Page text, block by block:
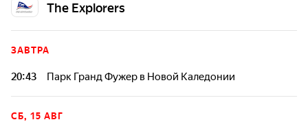
The Explorers
ЗАВТРА
20:43 Парк Гранд Фужер в Новой Каледонии
СБ, 15 АВГ